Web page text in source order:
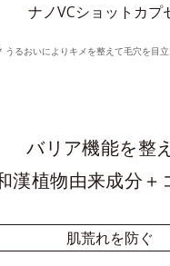
ナノVCショットカプ
うるおいによりキメを整えて毛穴を目立
バリア機能を整
漢植物由来成分＋
肌荒れを防ぐ